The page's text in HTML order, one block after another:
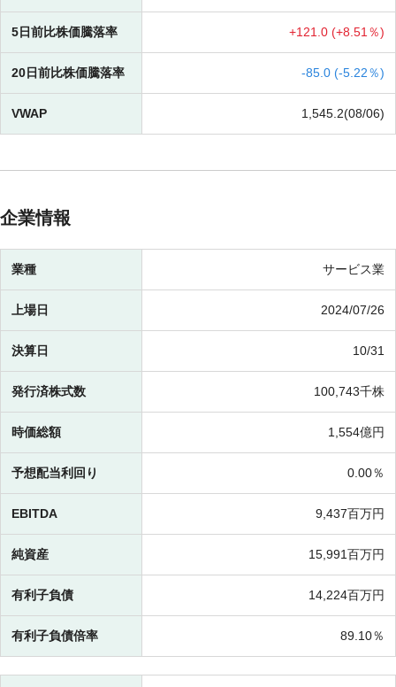
5日前比株価騰落率 +121.0 (+8.51％)
20日前比株価騰落率 -85.0 (-5.22％)
VWAP 1,545.2(08/06)
企業情報
業種 サービス業
上場日 2024/07/26
決算日 10/31
発行済株式数 100,743千株
時価総額 1,554億円
予想配当利回り 0.00％
EBITDA 9,437百万円
純資産 15,991百万円
有利子負債 14,224百万円
有利子負債倍率 89.10％